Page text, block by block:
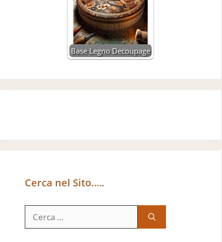
Base Legno Decoupage
Cerca nel Sito…..
per: